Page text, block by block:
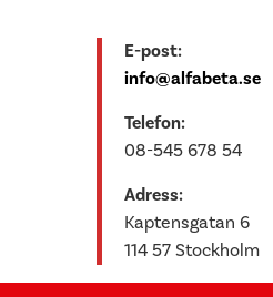
E-post:
info@alfabeta.se
Telefon:
08-545 678 54
Adress:
Kaptensgatan 6
114 57 Stockholm